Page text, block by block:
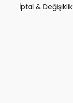
İptal & Değişiklik